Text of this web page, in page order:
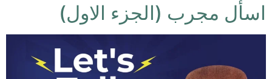
اسأل مجرب (الجزء الاول)